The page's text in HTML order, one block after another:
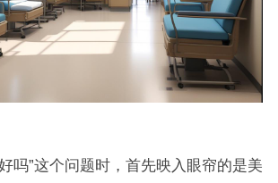
吗”这个问题时，首先映入眼帘的是美